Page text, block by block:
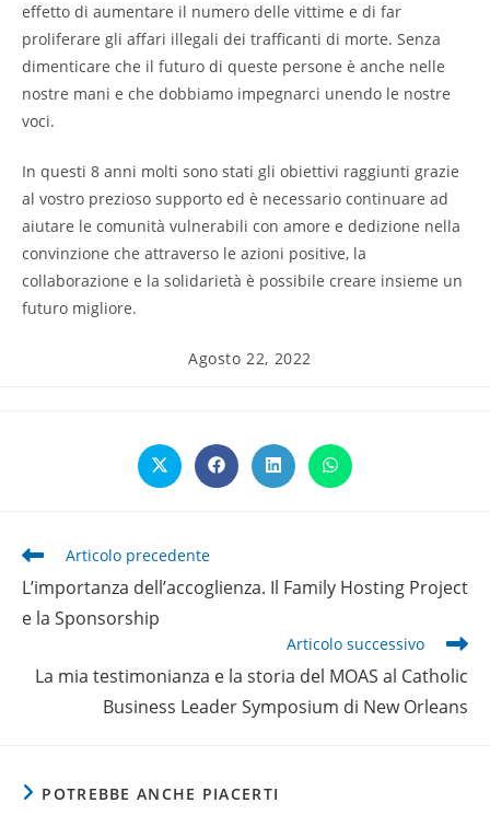
effetto di aumentare il numero delle vittime e di far
proliferare gli affari illegali dei trafficanti di morte. Senza
dimenticare che il futuro di queste persone è anche nelle
nostre mani e che dobbiamo impegnarci unendo le nostre
voci.
In questi 8 anni molti sono stati gli obiettivi raggiunti grazie
al vostro prezioso supporto ed è necessario continuare ad
aiutare le comunità vulnerabili con amore e dedizione nella
convinzione che attraverso le azioni positive, la
collaborazione e la solidarietà è possibile creare insieme un
futuro migliore.
Articolo
Agosto 22, 2022
Opens
in
Opens
in
Opens
in
Opens
in
Leggi
articoli
Articolo precedente
L’importanza dell’accoglienza. Il Family Hosting Project
e la Sponsorship
Articolo successivo
La mia testimonianza e la storia del MOAS al Catholic
Business Leader Symposium di New Orleans
POTREBBE ANCHE PIACERTI